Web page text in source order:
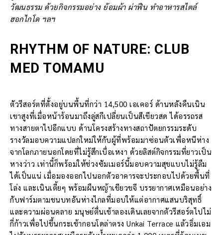
วัฒนธรรม ด้วยกิจกรรมอย่าง ย้อมผ้า ผ่าฟืน ทำอาหารสไตล์
ฮอกไกโด ฯลฯ
RHYTHM OF NATURE: CLUB
MED TOMAMU
ตัวรีสอร์ตที่ตั้งอยู่บนพื้นที่กว่า 14,500 เอเคอร์ ด้านหลังคืนเนิน
เขาสูงที่เมื่อหน้าร้อนมาถึงลู่สกีเปลี่ยนเป็นสีเขียวสด ได้อรรถรส
ทางสายตาไปอีกแบบ ด้านโครงสร้างทางสถาปัตยกรรมระดับ
รางวัลมอบความแปลกใหม่ให้กับผู้ที่พร้อมมาซ่อนตัวเพื่อหนีห่าง
จากโลกภายนอกโดยที่ไม่รู้สึกเบื่อเหงา ด้วยลิสต์กิจกรรมที่ยาวเป็น
หางว่าว เท่านี้ก็พร้อมให้ช่วงซัมเมอร์นี้มอบความสุขแบบไม่รู้ลืม
ได้เป็นแน่ เมื่อมองออกไปนอกตัวอาคารจะประกอบไปด้วยพื้นที่
โล่ง และเนินเตี้ยๆ พร้อมผืนหญ้าเขียวขจี บรรยากาศเหมือนอย่าง
กับฟาร์มตามชนบทอันห่างไกลที่มอบให้แต่อากาศแสนบริสุทธิ์
และความผ่อนคลาย มนุษย์ตื่นเช้าลองเดินเลยจากตัวรีสอร์ตไปไม่
กี่ก้าวเพื่อไปขึ้นกระเช้ากอนโดล่าตรง Unkai Terrace แล้วอิ่มเอม